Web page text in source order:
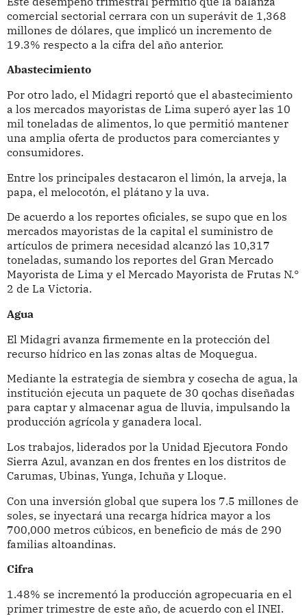
comercial sectorial cerrara con un superávit de 1,368
millones de dólares, que implicó un incremento de
19.3% respecto a la cifra del año anterior.
Abastecimiento
Por otro lado, el Midagri reportó que el abastecimiento
a los mercados mayoristas de Lima superó ayer las 10
mil toneladas de alimentos, lo que permitió mantener
una amplia oferta de productos para comerciantes y
consumidores.
Entre los principales destacaron el limón, la arveja, la
papa, el melocotón, el plátano y la uva.
De acuerdo a los reportes oficiales, se supo que en los
mercados mayoristas de la capital el suministro de
artículos de primera necesidad alcanzó las 10,317
toneladas, sumando los reportes del Gran Mercado
Mayorista de Lima y el Mercado Mayorista de Frutas N.°
2 de La Victoria.
Agua
El Midagri avanza firmemente en la protección del
recurso hídrico en las zonas altas de Moquegua.
Mediante la estrategia de siembra y cosecha de agua, la
institución ejecuta un paquete de 30 qochas diseñadas
para captar y almacenar agua de lluvia, impulsando la
producción agrícola y ganadera local.
Los trabajos, liderados por la Unidad Ejecutora Fondo
Sierra Azul, avanzan en dos frentes en los distritos de
Carumas, Ubinas, Yunga, Ichuña y Lloque.
Con una inversión global que supera los 7.5 millones de
soles, se inyectará una recarga hídrica mayor a los
700,000 metros cúbicos, en beneficio de más de 290
familias altoandinas.
Cifra
1.48% se incrementó la producción agropecuaria en el
primer trimestre de este año, de acuerdo con el INEI.